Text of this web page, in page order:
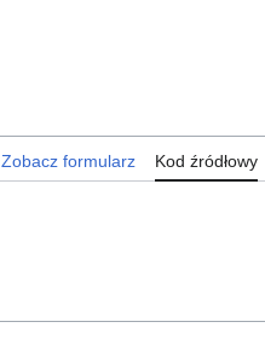
Zobacz formularz Kod źródłowy